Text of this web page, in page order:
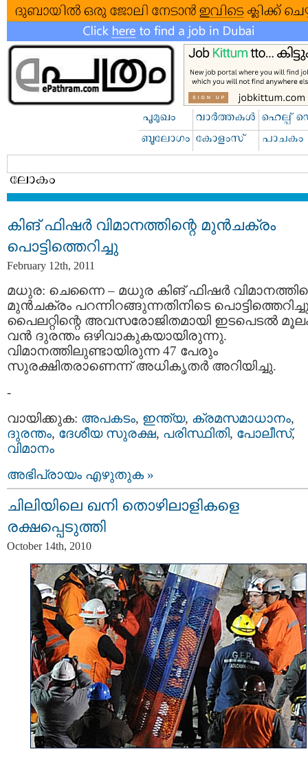
കിങ് ഫിഷര്‍ വിമാനത്തിന്റെ മുന്‍ചക്രം
പൊട്ടിത്തെറിച്ചു
February 12th, 2011
മധുര: ചെന്നൈ – മധുര കിങ് ഫിഷര്‍
മുന്‍ചക്രം പറന്നിറങ്ങുന്നതിനിടെ
പൈലറ്റിന്റെ അവസരോജിതമായി ഇടപെടല്‍
വന്‍ ദുരന്തം ഒഴിവാകുകയായിരുന്നു.
വിമാനത്തിലുണ്ടായിരുന്ന 47 പേരും
സുരക്ഷിതരാണെന്ന് അധികൃതര്‍ അറിയിച്ചു.
-
വായിക്കുക: അപകടം, ഇന്ത്യ, ക്രമസമാധാനം,
ദുരന്തം, ദേശീയ സുരക്ഷ, പരിസ്ഥിതി, പോലീസ്,
വിമാനം
അഭിപ്രായം എഴുതുക »
ചിലിയിലെ ഖനി തൊഴിലാളികളെ
രക്ഷപ്പെടുത്തി
October 14th, 2010